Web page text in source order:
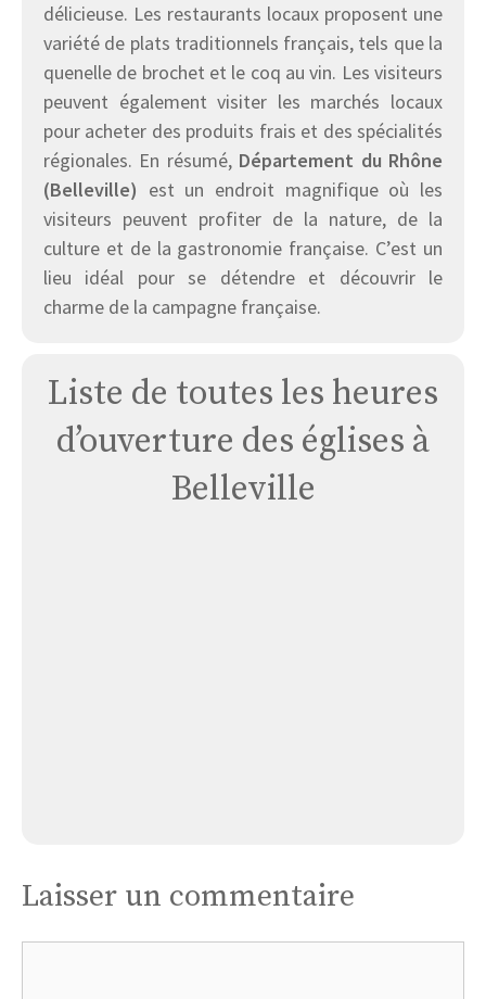
délicieuse. Les restaurants locaux proposent une
variété de plats traditionnels français, tels que la
quenelle de brochet et le coq au vin. Les visiteurs
peuvent également visiter les marchés locaux
pour acheter des produits frais et des spécialités
régionales. En résumé, Département du Rhône
(Belleville) est un endroit magnifique où les
visiteurs peuvent profiter de la nature, de la
culture et de la gastronomie française. C’est un
lieu idéal pour se détendre et découvrir le
charme de la campagne française.
Liste de toutes les heures
d’ouverture des églises à
Belleville
Laisser un commentaire